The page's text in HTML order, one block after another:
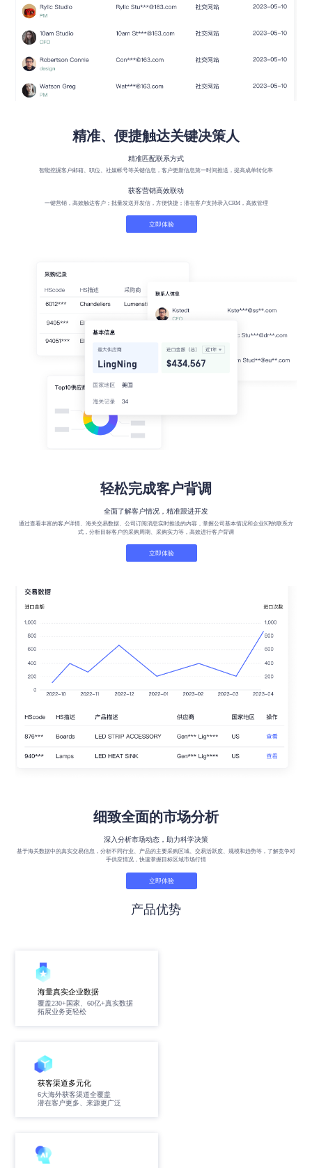
精准、便捷触达关键决策人
精准匹配联系方式
智能挖掘客户邮箱、职位、社媒帐号等关键信息，客户更新信息第一时间推送，提高成单转化率
获客营销高效联动
一键营销，高效触达客户；批量发送开发信，方便快捷；潜在客户支持录入CRM，高效管理
立即体验
轻松完成客户背调
全面了解客户情况，精准跟进开发
通过查看丰富的客户详情、海关交易数据、公司订阅消息实时推送的内容，掌握公司基本情况和企业KP的联系方
式，分析目标客户的采购周期、采购实力等，高效进行客户背调
立即体验
细致全面的市场分析
深入分析市场动态，助力科学决策
基于海关数据中的真实交易信息，分析不同行业、产品的主要采购区域、交易活跃度、规模和趋势等，了解竞争对
手供应情况，快速掌握目标区域市场行情
立即体验
产品优势
海量真实企业数据
覆盖230+国家、60亿+真实数据
拓展业务更轻松
获客渠道多元化
6大海外获客渠道全覆盖
潜在客户更多、来源更广泛